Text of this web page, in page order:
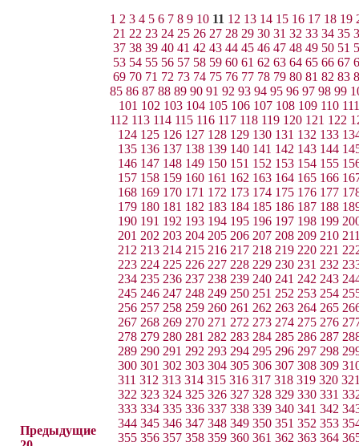
Предыдущие
1 2 3 4 5 6 7 8 9 10 11 12 13 14 15 16 17 18 19
21 22 23 24 25 26 27 28 29 30 31 32 33 34 35
37 38 39 40 41 42 43 44 45 46 47 48 49 50 51
53 54 55 56 57 58 59 60 61 62 63 64 65 66 67
69 70 71 72 73 74 75 76 77 78 79 80 81 82 83
85 86 87 88 89 90 91 92 93 94 95 96 97 98 99
101 102 103 104 105 106 107 108 109 110 111
112 113 114 115 116 117 118 119 120 121 122
124 125 126 127 128 129 130 131 132 133
135 136 137 138 139 140 141 142 143 144
146 147 148 149 150 151 152 153 154 155
157 158 159 160 161 162 163 164 165 166
168 169 170 171 172 173 174 175 176 177
179 180 181 182 183 184 185 186 187 188
190 191 192 193 194 195 196 197 198 199
201 202 203 204 205 206 207 208 209 210
212 213 214 215 216 217 218 219 220 221
223 224 225 226 227 228 229 230 231 232
234 235 236 237 238 239 240 241 242 243
245 246 247 248 249 250 251 252 253 254
256 257 258 259 260 261 262 263 264 265
267 268 269 270 271 272 273 274 275 276
278 279 280 281 282 283 284 285 286 287
289 290 291 292 293 294 295 296 297 298
300 301 302 303 304 305 306 307 308 309
311 312 313 314 315 316 317 318 319 320
322 323 324 325 326 327 328 329 330 331
333 334 335 336 337 338 339 340 341 342
344 345 346 347 348 349 350 351 352 353
355 356 357 358 359 360 361 362 363 364